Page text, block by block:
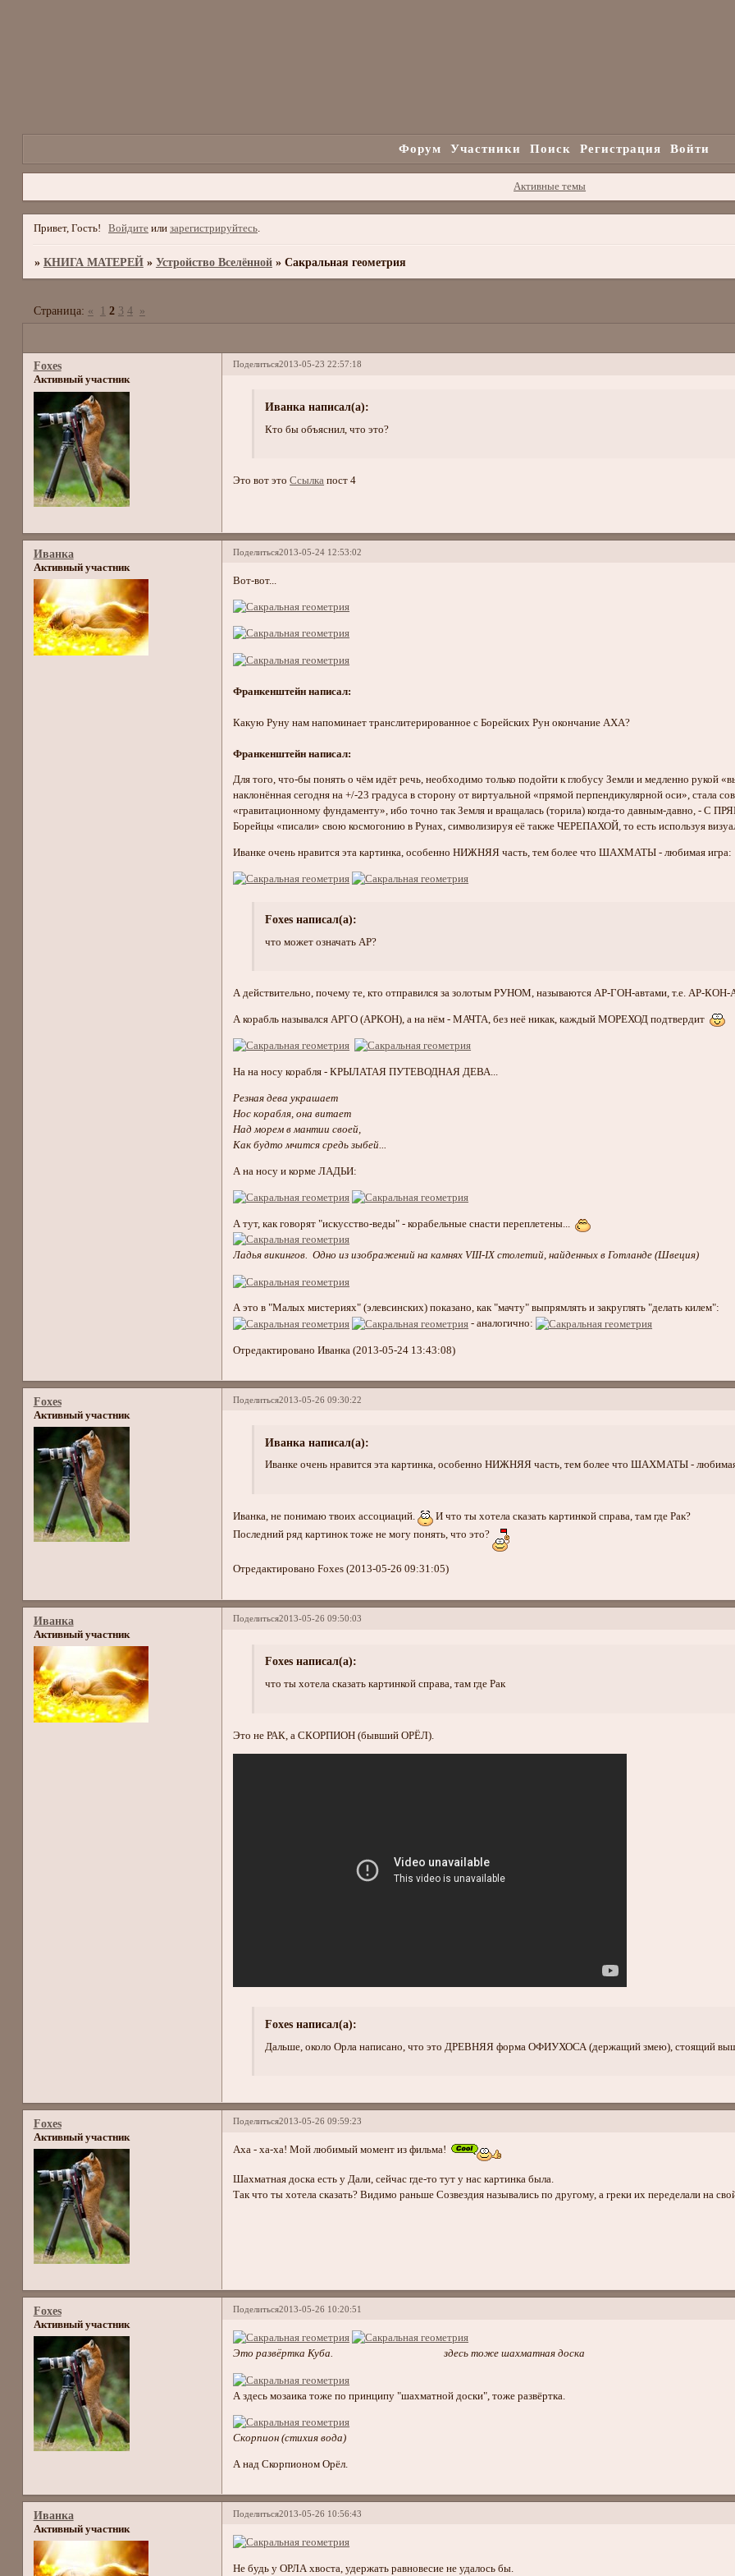
Форум Участники Поиск Регистрация Войти
Активные темы
Привет, Гость! Войдите или зарегистрируйтесь
» КНИГА МАТЕРЕЙ » Устройство Вселённой » Сакральная геометрия
Страница: « 1 2 3 4 »
Поделиться2013-05-23 22:57:18
Foxes
Активный участник
Иванка написал(а):
Кто бы объяснил, что это?
Это вот этоСсылка пост 4
Поделиться2013-05-24 12:53:02
Иванка
Активный участник
Вот-вот...
Франкенштейн написал:
Какую Руну нам напоминает транслитерированное с Борейских Рун окончание АХА?
Франкенштейн написал:
Для того, что-бы понять о чём идёт речь, необходимо только подойти к глобусу Земли и медленно рукой
наклонённая сегодня на +/-23 градуса в сторону от виртуальной «прямой перпендикулярной оси», стала
«гравитационному фундаменту», ибо точно так Земля и вращалась (торила) когда-то давным-давно,
Борейцы «писали» свою космогонию в Рунах, символизируя её также ЧЕРЕПАХОЙ, то есть используя
Иванке очень нравится эта картинка, особенно НИЖНЯЯ часть, тем более что ШАХМАТЫ - любимая игра:
Foxes написал(а):
что может означать АР?
А действительно, почему те, кто отправился за золотым РУНОМ, называются АР-ГОН-автами, т.е. АР-
А корабль назывался АРГО (АРКОН), а на нём - МАЧТА, без неё никак, каждый МОРЕХОД подтвердит
На на носу корабля - КРЫЛАТАЯ ПУТЕВОДНАЯ ДЕВА...
Резная дева украшает
Нос корабля, она витает
Над морем в мантии своей,
Как будто мчится средь зыбей...
А на носу и корме ЛАДЬИ:
А тут, как говорят "искусство-веды" - корабельные снасти переплетены...
Ладья викингов. Одно из изображений на камнях VIII-IX столетий, найденных в Готланде (Швеция)
А это в "Малых мистериях" (элевсинских) показано, как "мачту" выпрямлять и закруглять "делать килем":
- аналогично:
Отредактировано Иванка (2013-05-24 13:43:08)
Поделиться2013-05-26 09:30:22
Foxes
Активный участник
Иванка написал(а):
Иванке очень нравится эта картинка, особенно НИЖНЯЯ часть, тем более что ШАХМАТЫ -
Иванка, не понимаю твоих ассоциаций.
И что ты хотела сказать картинкой справа, там где Рак?
Последний ряд картинок тоже не могу понять, что это?
Отредактировано Foxes (2013-05-26 09:31:05)
Поделиться2013-05-26 09:50:03
Иванка
Активный участник
Foxes написал(а):
что ты хотела сказать картинкой справа, там где Рак
Это не РАК, а СКОРПИОН (бывший ОРЁЛ).
Foxes написал(а):
Дальше, около Орла написано, что это ДРЕВНЯЯ форма ОФИУХОСА (держащий змею), стоящий
Поделиться2013-05-26 09:59:23
Foxes
Активный участник
Аха - ха-ха! Мой любимый момент из фильма!
Шахматная доска есть у Дали, сейчас где-то тут у нас картинка была.
Так что ты хотела сказать? Видимо раньше Созвездия назывались по другому, а греки их переделали на
Поделиться2013-05-26 10:20:51
Foxes
Активный участник
Это развёртка Куба. здесь тоже шахматная доска
А здесь мозаика тоже по принципу "шахматной доски", тоже развёртка.
Скорпион (стихия вода)
А над Скорпионом Орёл.
Поделиться2013-05-26 10:56:43
Иванка
Активный участник
Не будь у ОРЛА хвоста, удержать равновесие не удалось бы.